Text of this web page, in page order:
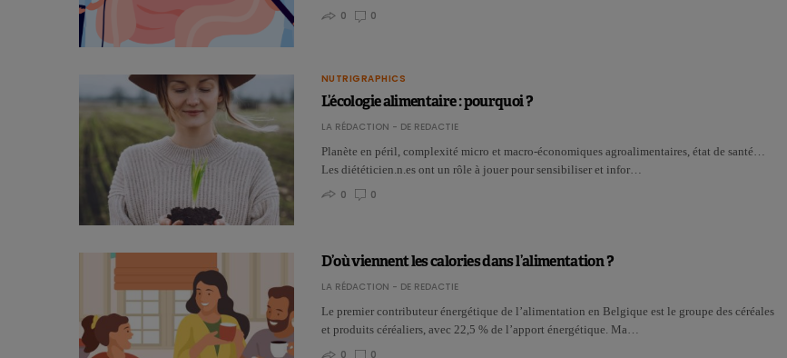
0
0
NUTRIGRAPHICS
L’écologie alimentaire : pourquoi ?
LA RÉDACTION - DE REDACTIE
Planète en péril, complexité micro et macro-économiques agroalimentaires, état de santé…
Les diététicien.n.es ont un rôle à jouer pour sensibiliser et infor…
0
0
D’où viennent les calories dans l’alimentation ?
LA RÉDACTION - DE REDACTIE
Le premier contributeur énergétique de l’alimentation en Belgique est le groupe des céréales
et produits céréaliers, avec 22,5 % de l’apport énergétique. Ma…
0
0